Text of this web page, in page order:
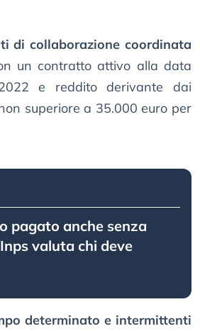
di collaborazione coordinata
un contratto attivo alla data
e reddito derivante dai
superiore a 35.000 euro per
pagato anche senza
valuta chi deve
determinato e intermittenti